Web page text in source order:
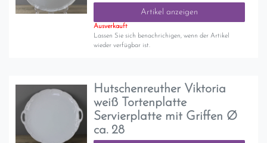
Artikel anzeigen
Ausverkauft
Lassen Sie sich benachrichigen, wenn der Artikel
wieder verfügbar ist.
Hutschenreuther Viktoria
weiß Tortenplatte
Servierplatte mit Griffen Ø
ca. 28